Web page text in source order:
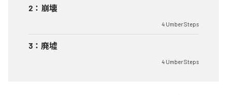
2 ： 崩壊
4 Umber Steps
3 ： 廃墟
4 Umber Steps